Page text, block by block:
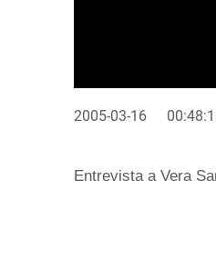
2005-03-16
Entrevista a Vera